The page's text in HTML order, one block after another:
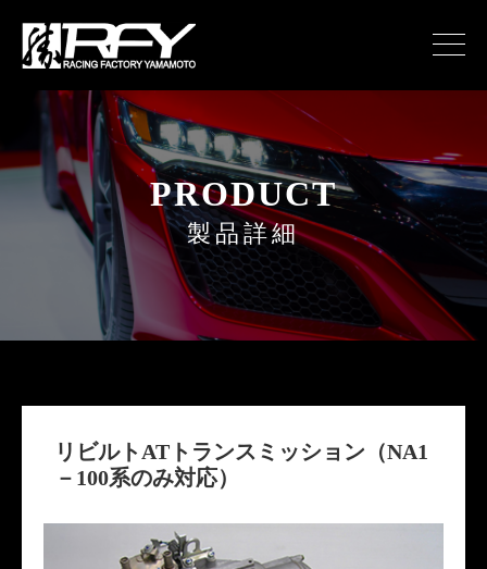
PRODUCT
製品詳細
リビルトATトランスミッション（NA1
－100系のみ対応）